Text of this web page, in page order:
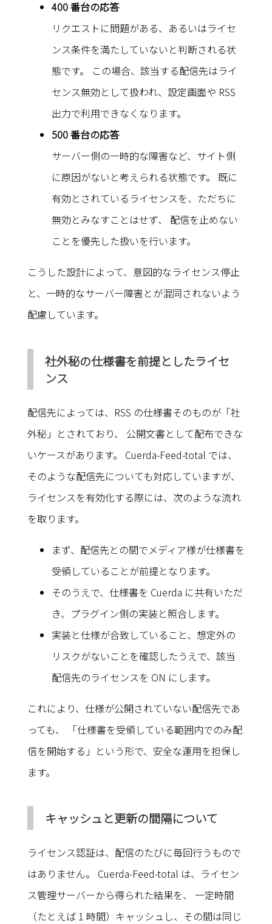
400 番台の応答
リクエストに問題がある、あるいはライセ
ンス条件を満たしていないと判断される状
態です。 この場合、該当する配信先はライ
センス無効として扱われ、設定画面や RSS
出力で利用できなくなります。
500 番台の応答
サーバー側の一時的な障害など、サイト側
に原因がないと考えられる状態です。 既に
有効とされているライセンスを、ただちに
無効とみなすことはせず、 配信を止めない
ことを優先した扱いを行います。
こうした設計によって、意図的なライセンス停止
と、一時的なサーバー障害とが混同されないよう
配慮しています。
社外秘の仕様書を前提としたライセ
ンス
配信先によっては、RSS の仕様書そのものが「社
外秘」とされており、 公開文書として配布できな
いケースがあります。 Cuerda-Feed-total では、
そのような配信先についても対応していますが、
ライセンスを有効化する際には、次のような流れ
を取ります。
まず、配信先との間でメディア様が仕様書を
受領していることが前提となります。
そのうえで、仕様書を Cuerda に共有いただ
き、プラグイン側の実装と照合します。
実装と仕様が合致していること、想定外の
リスクがないことを確認したうえで、該当
配信先のライセンスを ON にします。
これにより、仕様が公開されていない配信先であ
っても、 「仕様書を受領している範囲内でのみ配
信を開始する」という形で、安全な運用を担保し
ます。
キャッシュと更新の間隔について
ライセンス認証は、配信のたびに毎回行うもので
はありません。 Cuerda-Feed-total は、ライセン
ス管理サーバーから得られた結果を、 一定時間
（たとえば 1 時間）キャッシュし、その間は同じ